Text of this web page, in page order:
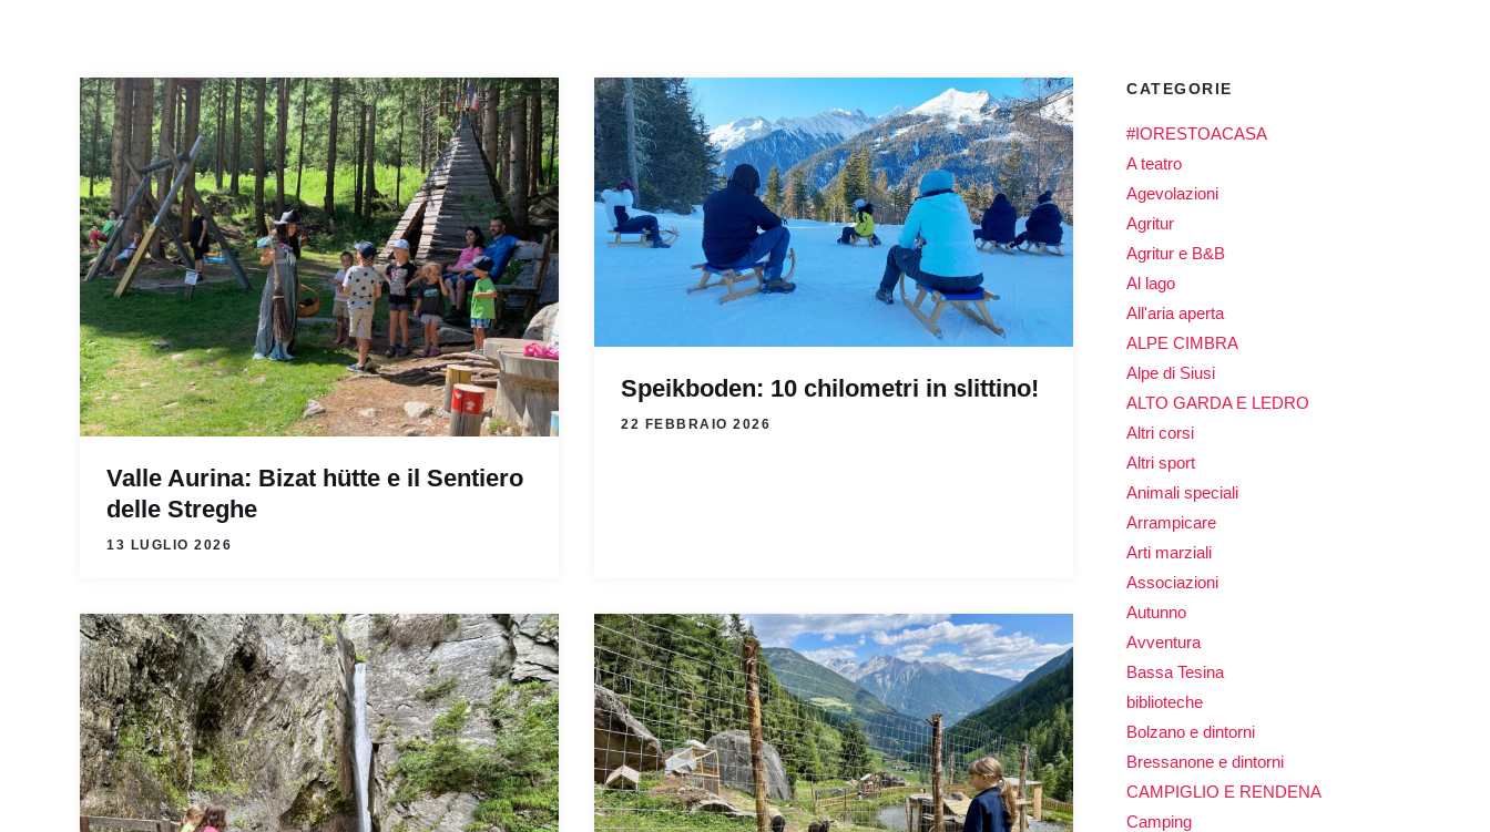
Valle Aurina: Bizat hütte e il Sentiero
delle Streghe
13 LUGLIO 2026
Speikboden: 10 chilometri in slittino!
22 FEBBRAIO 2026
CATEGORIE
#IORESTOACASA
A teatro
Agevolazioni
Agritur
Agritur e B&B
Al lago
All'aria aperta
ALPE CIMBRA
Alpe di Siusi
ALTO GARDA E LEDRO
Altri corsi
Altri sport
Animali speciali
Arrampicare
Arti marziali
Associazioni
Autunno
Avventura
Bassa Tesina
biblioteche
Bolzano e dintorni
Bressanone e dintorni
CAMPIGLIO E RENDENA
Camping